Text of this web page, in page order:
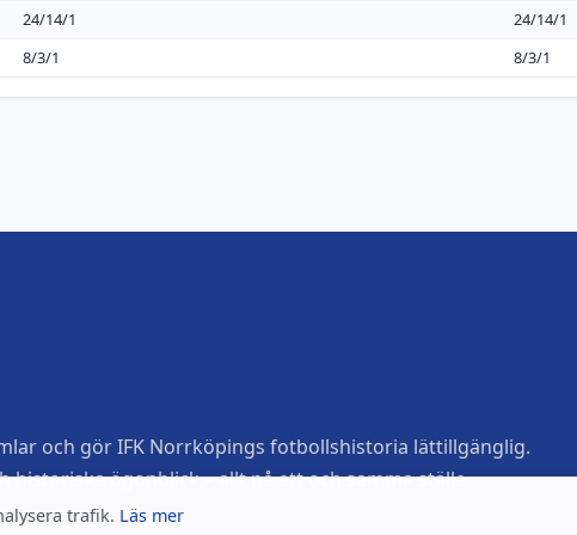
trafik. Läs mer
24/14/1
24/14/1
8/3/1 8/3/1
och gör IFK Norrköpings fotbollshistoria lättillgänglig.
historiska ögonblick – allt på ett och samma ställe.